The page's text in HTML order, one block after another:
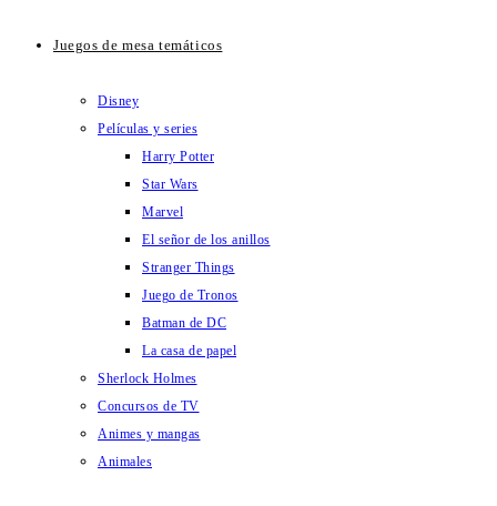
Juegos de mesa temáticos
Disney
Películas y series
Harry Potter
Star Wars
Marvel
El señor de los anillos
Stranger Things
Juego de Tronos
Batman de DC
La casa de papel
Sherlock Holmes
Concursos de TV
Animes y mangas
Animales